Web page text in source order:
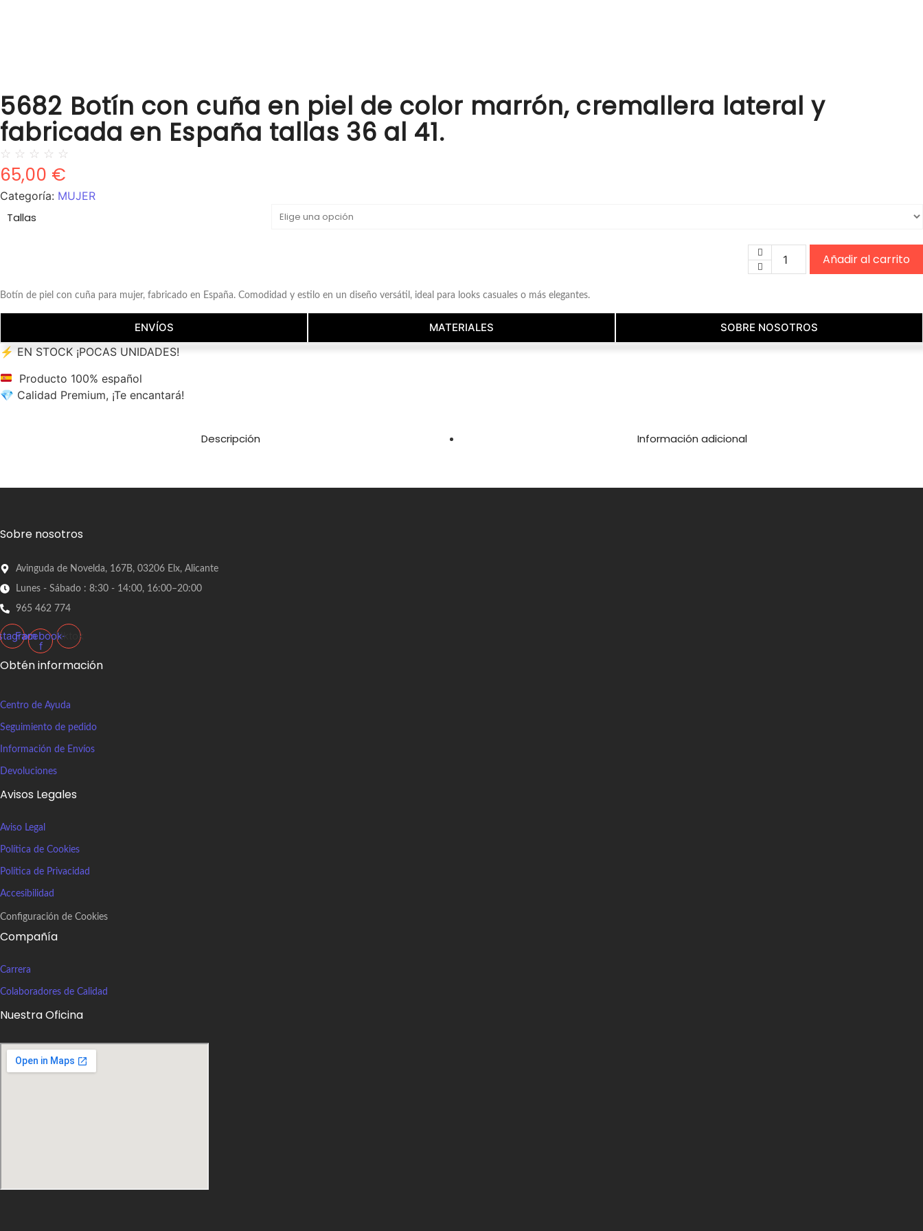
5682 Botín con cuña en piel de color marrón, cremallera lateral y
fabricada en España tallas 36 al 41.
☆ ☆ ☆ ☆ ☆
65,00 €
Categoría: MUJER
Tallas
5682 Botín con cuña en
Añadir al carrito
Botín de piel con cuña para mujer, fabricado en España. Comodidad y estilo en un diseño versátil, ideal para looks casuales o más elegantes.
ENVÍOS MATERIALES SOBRE NOSOTROS
⚡ EN STOCK ¡POCAS UNIDADES!
Producto 100% español
💎 Calidad Premium, ¡Te encantará!
Descripción Información adicional
Sobre nosotros
Avinguda de Novelda, 167B, 03206 Elx, Alicante
Lunes - Sábado : 8:30 - 14:00, 16:00–20:00
965 462 774
Facebook-
f
Tiktok
Obtén información
Centro de Ayuda
Seguimiento de pedido
Información de Envíos
Devoluciones
Avisos Legales
Aviso Legal
Política de Cookies
Política de Privacidad
Accesibilidad
Configuración de Cookies
Compañía
Carrera
Colaboradores de Calidad
Nuestra Oficina